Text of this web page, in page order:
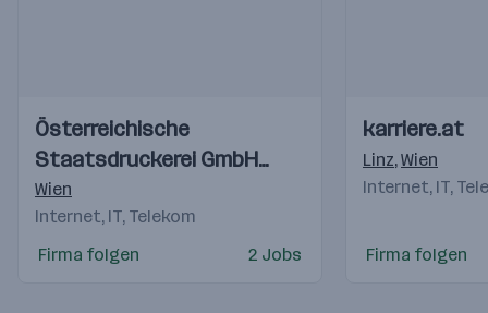
Videos
Einblicke
Einblicke
Österreichische
Staatsdruckerei GmbH
(OeSD)
Wien
Internet, IT, Telekom
Firma folgen
2 Jobs
Videos
Einblicke
Einblicke
karriere.at
Linz,Wien
Internet, IT,
Firma folgen